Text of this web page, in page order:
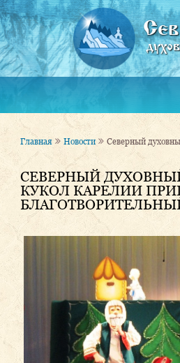
Главная Новости
СЕВЕРНЫЙ
КУКОЛ КАРЕЛИИ